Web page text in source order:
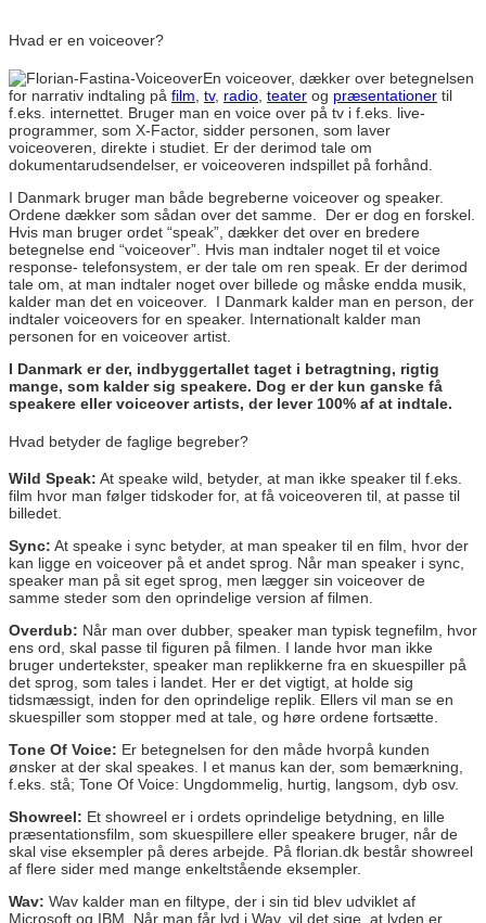
Hvad er en voiceover?
En voiceover, dækker over betegnelsen
for narrativ indtaling på film tv, radio teater og præsentationer til
f.eks. internettet. Bruger man en voice over på tv i f.eks. live-
programmer, som X-Factor, sidder personen, som laver
voiceoveren, direkte i studiet. Er der derimod tale om
dokumentarudsendelser, er voiceoveren indspillet på forhånd.
I Danmark bruger man både begreberne voiceover og speaker.
Ordene dækker som sådan over det samme. Der er dog en forskel.
Hvis man bruger ordet “speak”, dækker det over en bredere
betegnelse end “voiceover”. Hvis man indtaler noget til et voice
response- telefonsystem, er der tale om ren speak. Er der derimod
tale om, at man indtaler noget over billede og måske endda musik,
kalder man det en voiceover. I Danmark kalder man en person, der
indtaler voiceovers for en speaker. Internationalt kalder man
personen for en voiceover artist.
I Danmark er der, indbyggertallet taget i betragtning, rigtig
mange, som kalder sig speakere. Dog er der kun ganske få
speakere eller voiceover artists, der lever 100% af at indtale.
Hvad betyder de faglige begreber?
Wild Speak: At speake wild, betyder, at man ikke speaker til f.eks.
film hvor man følger tidskoder for, at få voiceoveren til, at passe til
billedet.
Sync: At speake i sync betyder, at man speaker til en film, hvor der
kan ligge en voiceover på et andet sprog. Når man speaker i sync,
speaker man på sit eget sprog, men lægger sin voiceover de
samme steder som den oprindelige version af filmen.
Overdub: Når man over dubber, speaker man typisk tegnefilm, hvor
ens ord, skal passe til figuren på filmen. I lande hvor man ikke
bruger undertekster, speaker man replikkerne fra en skuespiller på
det sprog, som tales i landet. Her er det vigtigt, at holde sig
tidsmæssigt, inden for den oprindelige replik. Ellers vil man se en
skuespiller som stopper med at tale, og høre ordene fortsætte.
Tone Of Voice: Er betegnelsen for den måde hvorpå kunden
ønsker at der skal speakes. I et manus kan der, som bemærkning,
f.eks. stå; Tone Of Voice: Ungdommelig, hurtig, langsom, dyb osv.
Showreel: Et showreel er i ordets oprindelige betydning, en lille
præsentationsfilm, som skuespillere eller speakere bruger, når de
skal vise eksempler på deres arbejde. På florian.dk består showreel
af flere sider med mange enkeltstående eksempler.
Wav: Wav kalder man en filtype, der i sin tid blev udviklet af
Microsoft og IBM. Når man får lyd i Wav, vil det sige, at lyden er